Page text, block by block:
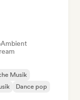
Ambient
Musik
Dance pop